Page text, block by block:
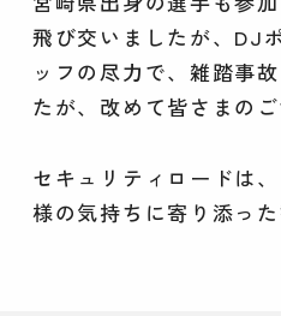
飛び交いましたが、DJ
ッフの尽力で、雑踏事
たが、改めて皆さまの
セキュリティロードは
様の気持ちに寄り添った